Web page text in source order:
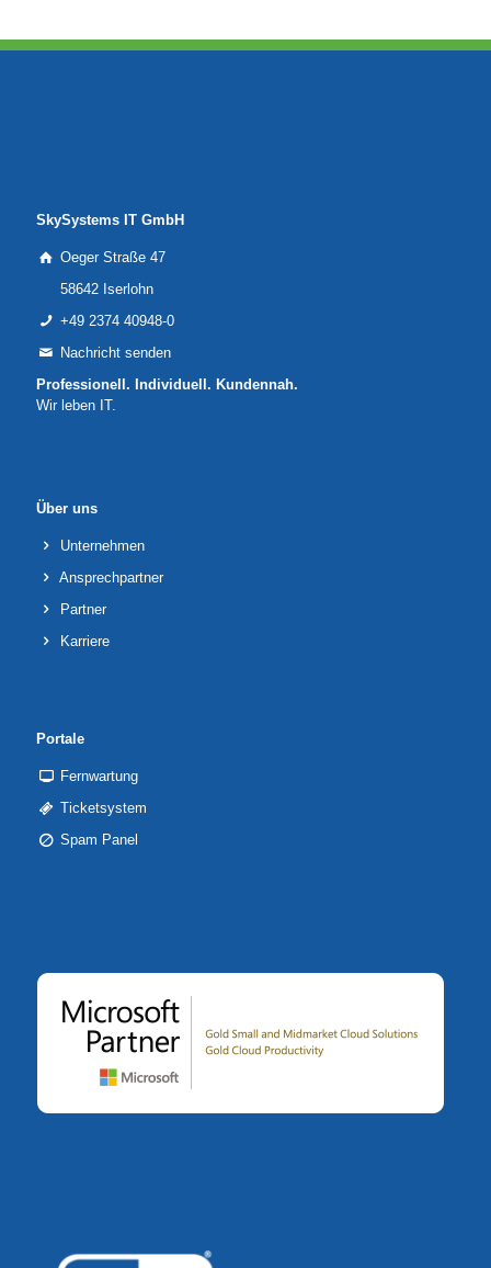
SkySystems IT GmbH
Oeger Straße 47
58642 Iserlohn
+49 2374 40948-0
Nachricht senden
Professionell. Individuell. Kundennah.
Wir leben IT.
Über uns
Unternehmen
Ansprechpartner
Partner
Karriere
Portale
Fernwartung
Ticketsystem
Spam Panel